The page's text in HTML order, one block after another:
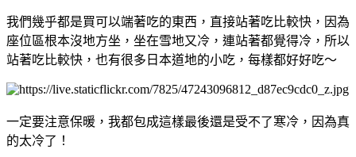
我們幾乎都是買可以端著吃的東西，直接站著吃比較快，因為
座位區根本沒地方坐，坐在雪地又冷，連站著都覺得冷，所以
站著吃比較快，也有很多日本道地的小吃，每樣都好好吃～
一定要注意保暖，我都包成這樣最後還是受不了寒冷，因為真
的太冷了！